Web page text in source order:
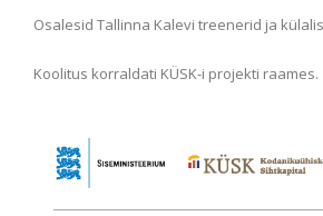
Osalesid Tallinna Kalevi treenerid ja
Koolitus korraldati KÜSK-i projekti raames.